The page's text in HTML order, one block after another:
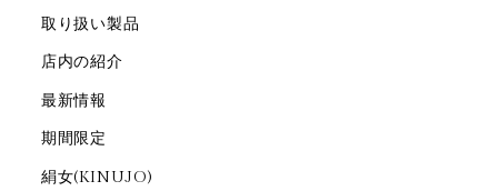
取り扱い製品
店内の紹介
最新情報
期間限定
絹女(KINUJO)